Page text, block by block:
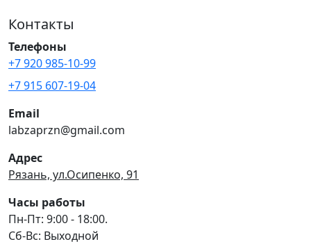
Контакты
Телефоны
+7 920 985-10-99
+7 915 607-19-04
Email
labzaprzn@gmail.com
Адрес
Рязань, ул.Осипенко, 91
Часы работы
Пн-Пт: 9:00 - 18:00.
Сб-Вс: Выходной